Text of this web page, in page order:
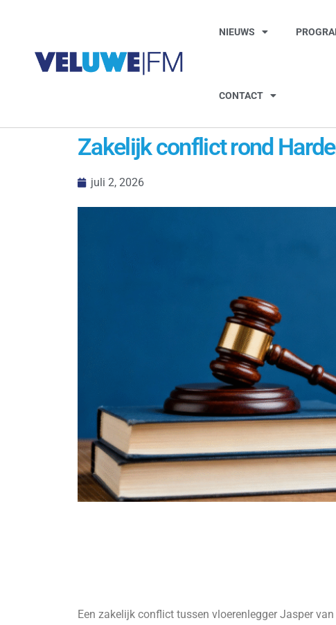
NIEUWS
CONTACT
Zakelijk conflict rond
juli 2, 2026
Een zakelijk conflict tussen vloerenlegger Jasper